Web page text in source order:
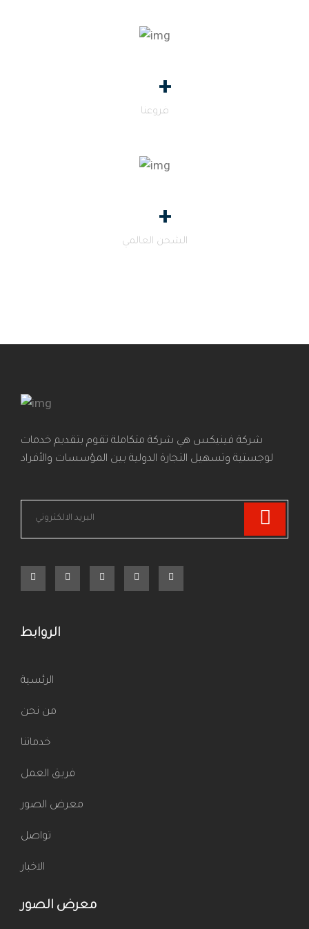
+
فروعنا
+
الشحن العالمي
شركة فينيكس هي شركة متكاملة تقوم بتقديم خدمات
لوجستية وتسهيل التجارة الدولية بين المؤسسات والأفراد
الروابط
الرئسية
من نحن
خدماتنا
فريق العمل
معرض الصور
تواصل
الاخبار
معرض الصور